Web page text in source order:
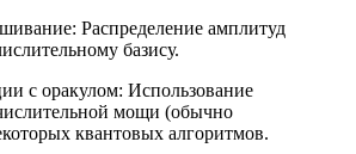
Распределение амплитуд
базису.
с оракулом: Использование
мощи (обычно
квантовых алгоритмов.